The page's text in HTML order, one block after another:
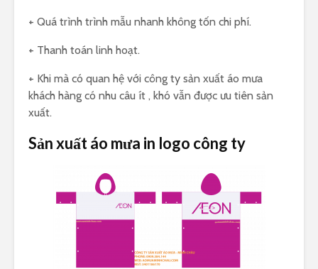
+ Quá trình trình mẫu nhanh không tốn chi phí.
+ Thanh toán linh hoạt.
+ Khi mà có quan hệ với công ty sản xuất áo mưa
khách hàng có nhu câu ít , khó vẫn được ưu tiên sản
xuất.
Sản xuất áo mưa in logo công ty